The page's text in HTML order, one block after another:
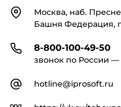
КонтактыМосква, наб.
Башня Федерация,
8-800-100-49-50
звонок по России
hotline@iprosoft.ru